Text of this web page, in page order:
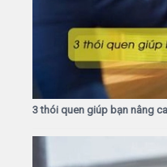
3 thói quen giúp bạn nâng